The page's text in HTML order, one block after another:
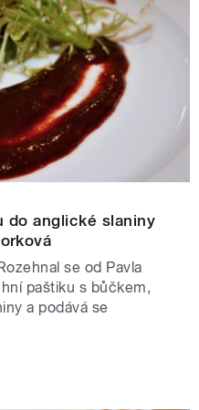
do anglické slaniny
se od Pavla
paštiku s bůčkem,
a podává se